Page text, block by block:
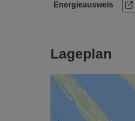
Energieausweis
Lageplan